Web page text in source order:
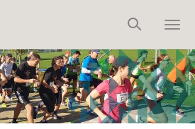
T
o
g
g
l
e